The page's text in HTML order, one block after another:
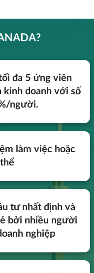
đa 5 ứng viên
kinh doanh với số
người.
làm việc hoặc
tư nhất định và
bởi nhiều người
nghiệp